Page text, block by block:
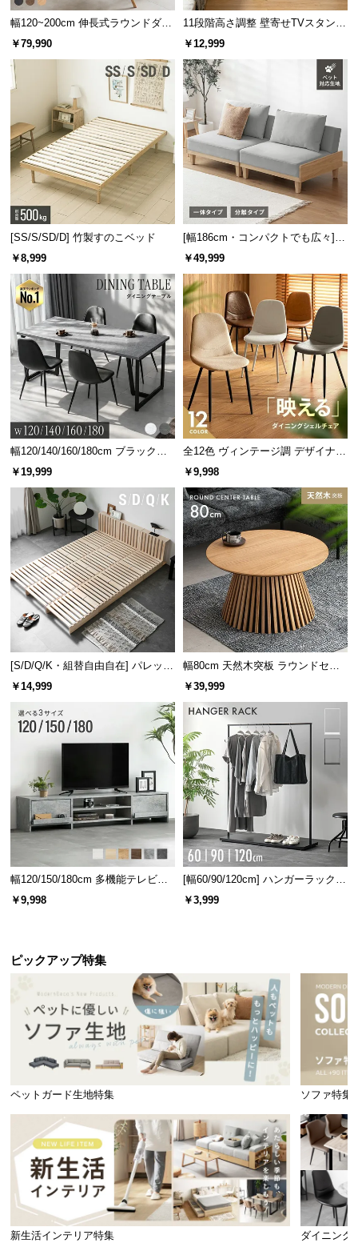
幅120~200cm 伸長式ラウンドダイ
ニングテーブル 6人掛け 天然木突
￥79,990
11段階高さ調整 壁寄せTVスタンド
キャスター付き 上下左右角度調節
￥12,999
[SS/S/SD/D] 竹製すのこベッド
￥8,999
[幅186cm・コンパクトでも広々] 3
人掛けソファベッド リクライニン
グ 天然木フレーム 北欧
￥49,999
幅120/140/160/180cm ブラックフ
レーム ダイニング 大理石調 4人掛
￥19,999
全12色 ヴィンテージ調 デザイナー
ズシェルチェア
￥9,998
[S/D/Q/K・組替自由自在] パレット
ベッド 8/12/16枚セット
￥14,999
幅80cm 天然木突板 ラウンドセン
ターテーブル 美しい格子デザイン
￥39,999
幅120/150/180cm 多機能テレビボ
ード 木目/石目調 オープン収納・
￥9,998
[幅60/90/120cm] ハンガーラック
スチール 4段階高さ調節 サイドフ
￥3,999
ピックアップ特集
ペットガード生地特集 ソファ特集
新生活インテリア特集 ダイニング